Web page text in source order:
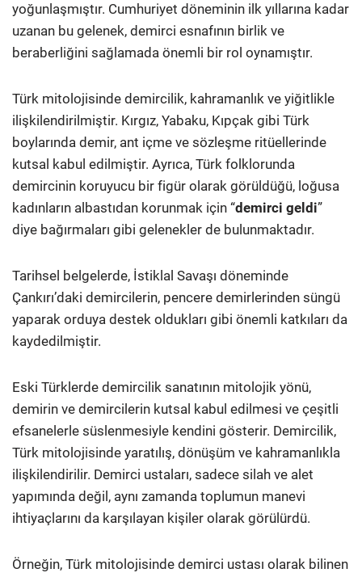
yoğunlaşmıştır. Cumhuriyet döneminin ilk yıllarına kadar
uzanan bu gelenek, demirci esnafının birlik ve
beraberliğini sağlamada önemli bir rol oynamıştır.
Türk mitolojisinde demircilik, kahramanlık ve yiğitlikle
ilişkilendirilmiştir. Kırgız, Yabaku, Kıpçak gibi Türk
boylarında demir, ant içme ve sözleşme ritüellerinde
kutsal kabul edilmiştir. Ayrıca, Türk folklorunda
demircinin koruyucu bir figür olarak görüldüğü, loğusa
kadınların albastıdan korunmak için “demirci geldi”
diye bağırmaları gibi gelenekler de bulunmaktadır.
Tarihsel belgelerde, İstiklal Savaşı döneminde
Çankırı’daki demircilerin, pencere demirlerinden süngü
yaparak orduya destek oldukları gibi önemli katkıları da
kaydedilmiştir.
Eski Türklerde demircilik sanatının mitolojik yönü,
demirin ve demircilerin kutsal kabul edilmesi ve çeşitli
efsanelerle süslenmesiyle kendini gösterir. Demircilik,
Türk mitolojisinde yaratılış, dönüşüm ve kahramanlıkla
ilişkilendirilir. Demirci ustaları, sadece silah ve alet
yapımında değil, aynı zamanda toplumun manevi
ihtiyaçlarını da karşılayan kişiler olarak görülürdü.
Örneğin, Türk mitolojisinde demirci ustası olarak bilinen